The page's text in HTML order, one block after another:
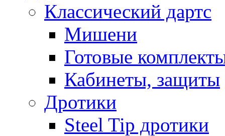
Классический дартс
Мишени
Готовые
Кабинеты, защиты
Дротики
Steel Tip дротики